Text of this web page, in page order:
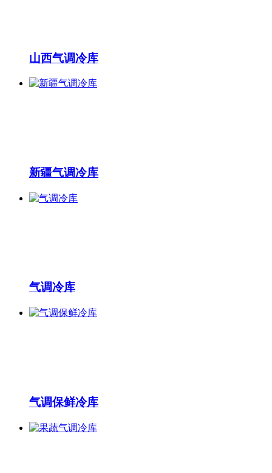
山西气调冷库
新疆气调冷库
气调冷库
气调保鲜冷库